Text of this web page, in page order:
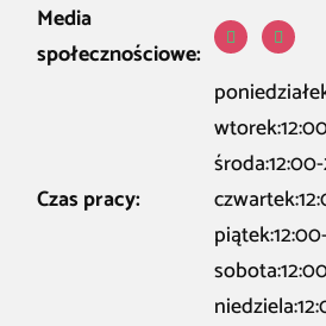
Media
społecznościowe:
Czas pracy: